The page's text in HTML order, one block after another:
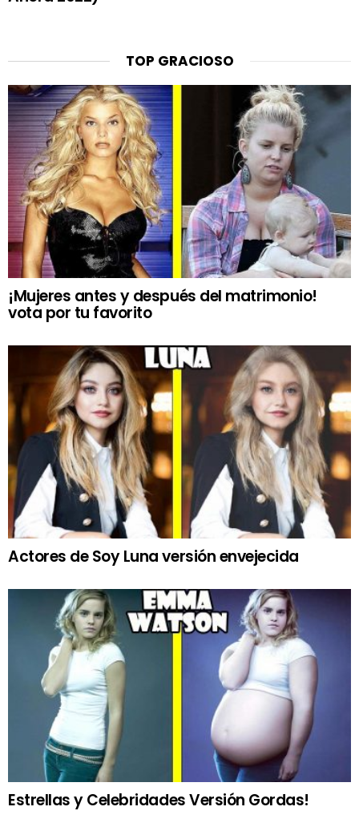
TOP GRACIOSO
¡Mujeres antes y después del matrimonio!
vota por tu favorito
Actores de Soy Luna versión envejecida
Estrellas y Celebridades Versión Gordas!